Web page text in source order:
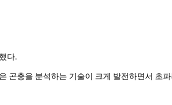
다.
곤충을 분석하는 기술이 크게 발전하면서 초